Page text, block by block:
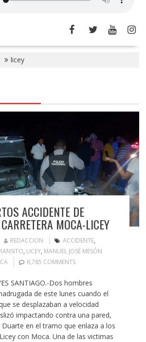
licey
ACCIDENTE DE
MOCA-LICEY
REDACCION ACCIDENTE,
, LICEY, MANUEL JOSÉ MESÓN
6,785 COMMENTS
SANTIAGO.-Dos hombres
de este lunes cuando el
se desplazaban a velocidad
impactando contra una pared,
en el tramo que enlaza a los
con Moca. Una de las victimas